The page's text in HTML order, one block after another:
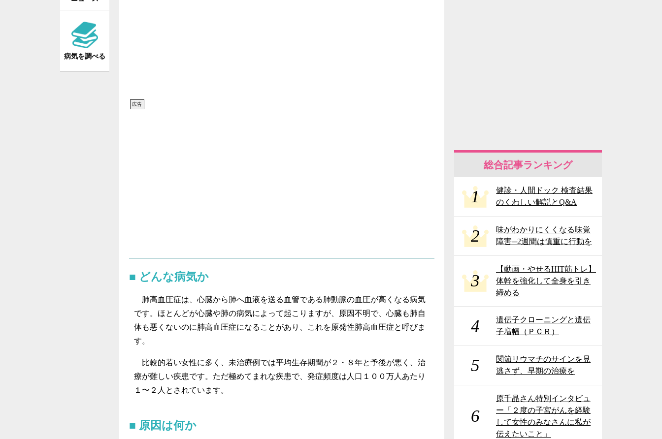
病気を調べる
広告
どんな病気か
肺高血圧症は、心臓から肺へ血液を送る血管である肺動脈の血圧が高くなる病気
です。ほとんどが心臓や肺の病気によって起こりますが、原因不明で、心臓も肺自
体も悪くないのに肺高血圧症になることがあり、これを原発性肺高血圧症と呼びま
す。
比較的若い女性に多く、未治療例では平均生存期間が２・８年と予後が悪く、治
療が難しい疾患です。ただ極めてまれな疾患で、発症頻度は人口１００万人あたり
１〜２人とされています。
原因は何か
総合記事ランキング
1
健診・人間ドック 検査結果
のくわしい解説とQ&A
2
味がわかりにくくなる味覚
障害─2週間は慎重に行動を
3
【動画・やせるHIT筋トレ】
体幹を強化して全身を引き
締める
4
遺伝子クローニングと遺伝
子増幅（ＰＣＲ）
5
関節リウマチのサインを見
逃さず、早期の治療を
6
原千晶さん特別インタビュ
ー「２度の子宮がんを経験
して女性のみなさんに私が
伝えたいこと」